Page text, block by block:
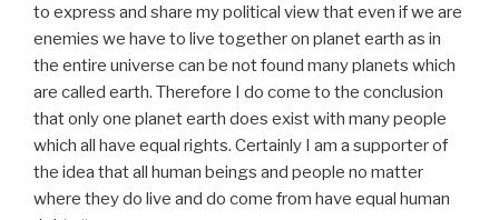
to express and share my political view that even if we are
enemies we have to live together on planet earth as in
the entire universe can be not found many planets which
are called earth. Therefore I do come to the conclusion
that only one planet earth does exist with many people
which all have equal rights. Certainly I am a supporter of
the idea that all human beings and people no matter
where they do live and do come from have equal human